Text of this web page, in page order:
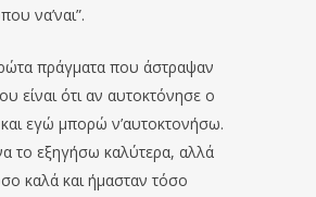
να’ναι”.
πράγματα που άστραψαν
είναι ότι αν αυτοκτόνησε ο
και εγώ μπορώ ν’αυτοκτονήσω.
το εξηγήσω καλύτερα, αλλά
καλά και ήμασταν τόσο